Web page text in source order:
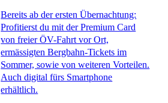
Bereits ab der ersten Übernachtung:
Profitierst du mit der Premium Card
von freier ÖV-Fahrt vor Ort,
ermässigten Bergbahn-Tickets im
Sommer, sowie von weiteren Vorteilen.
Auch digital fürs Smartphone
erhältlich.